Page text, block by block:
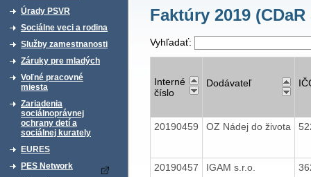
Úrady PSVR
Sociálne veci a rodina
Služby zamestnanosti
Záruky pre mladých
Voľné pracovné
miesta
Zariadenia
sociálnoprávnej
ochrany detí a
sociálnej kurately
EURES
PES Network
Faktúry 2019
Vyhľadať:
Interné
číslo
Dodávateľ
20190459 OZ Nádej do života
20190457 IGAM s.r.o.